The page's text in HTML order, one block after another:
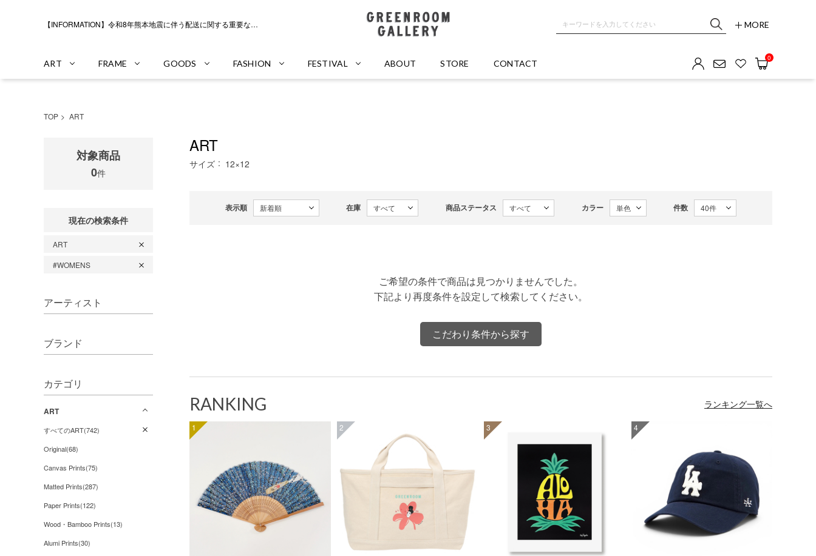
【INFORMATION】令和8年熊本地震に伴う配送に関する重要なお知らせ
MORE
ART FRAME GOODS FASHION FESTIVAL ABOUT STORE CONTACT
0
TOP ART
対象商品
0件
現在の検索条件
ART
#WOMENS
アーティスト
ブランド
カテゴリ
ART
すべてのART(742)
Original(68)
Canvas Prints(75)
Matted Prints(287)
Paper Prints(122)
Wood・Bamboo Prints(13)
Alumi Prints(30)
ART
サイズ 12×12
表示順 在庫 商品ステータス カラー 件数
ご希望の条件で商品は見つかりませんでした。
下記より再度条件を設定して検索してください。
こだわり条件から探す
RANKING ランキング一覧へ
1 2 3 4